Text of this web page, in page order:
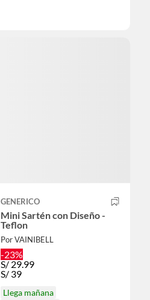
GENERICO
Mini Sartén con Diseño -
Teflon
Por VAINIBELL
-23%
S/ 29.99
S/ 39
Llega mañana